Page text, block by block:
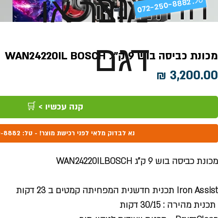
מוצר או
דגםמכונת כביסה בוש 9 ק"ג WAN24220IL BOSCH
מחיר
קנה עכשיו > 🛒
נא לבדוק מלאי לפני רכישת מוצר! - טל: 072-250-8882
מכונת כביסה בוש 9 ק"ג WAN24220ILBOSCH
Iron Assist תכנית חדשנית המפחיתה קמטים ב 23 דקות
תכנית מהירה : 30/15 דקות
072-250-8882 .